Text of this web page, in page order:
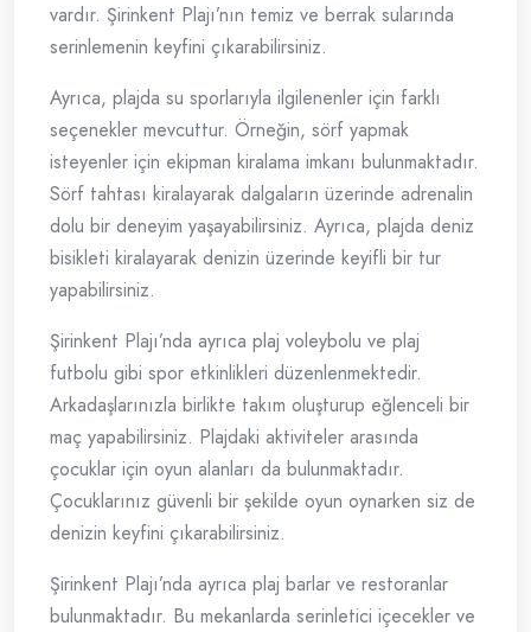
vardır. Şirinkent Plajı’nın temiz ve berrak sularında
serinlemenin keyfini çıkarabilirsiniz.
Ayrıca, plajda su sporlarıyla ilgilenenler için farklı
seçenekler mevcuttur. Örneğin, sörf yapmak
isteyenler için ekipman kiralama imkanı bulunmaktadır.
Sörf tahtası kiralayarak dalgaların üzerinde adrenalin
dolu bir deneyim yaşayabilirsiniz. Ayrıca, plajda deniz
bisikleti kiralayarak denizin üzerinde keyifli bir tur
yapabilirsiniz.
Şirinkent Plajı’nda ayrıca plaj voleybolu ve plaj
futbolu gibi spor etkinlikleri düzenlenmektedir.
Arkadaşlarınızla birlikte takım oluşturup eğlenceli bir
maç yapabilirsiniz. Plajdaki aktiviteler arasında
çocuklar için oyun alanları da bulunmaktadır.
Çocuklarınız güvenli bir şekilde oyun oynarken siz de
denizin keyfini çıkarabilirsiniz.
Şirinkent Plajı’nda ayrıca plaj barlar ve restoranlar
bulunmaktadır. Bu mekanlarda serinletici içecekler ve